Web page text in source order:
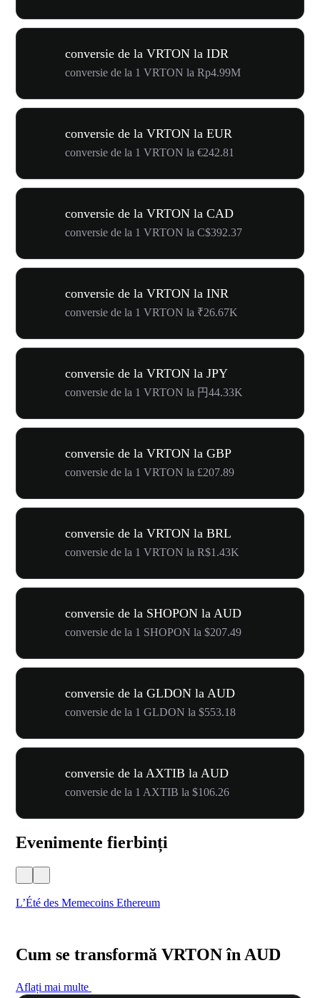
conversie de la VRTON la IDR
conversie de la 1 VRTON la Rp4.99M
conversie de la VRTON la EUR
conversie de la 1 VRTON la €242.81
conversie de la VRTON la CAD
conversie de la 1 VRTON la C$392.37
conversie de la VRTON la INR
conversie de la 1 VRTON la ₹26.67K
conversie de la VRTON la JPY
conversie de la 1 VRTON la 円44.33K
conversie de la VRTON la GBP
conversie de la 1 VRTON la £207.89
conversie de la VRTON la BRL
conversie de la 1 VRTON la R$1.43K
conversie de la SHOPON la AUD
conversie de la 1 SHOPON la $207.49
conversie de la GLDON la AUD
conversie de la 1 GLDON la $553.18
conversie de la AXTIB la AUD
conversie de la 1 AXTIB la $106.26
Evenimente fierbinți
L’Été des Memecoins Ethereum
Cum se transformă VRTON în AUD
Aflați mai multe